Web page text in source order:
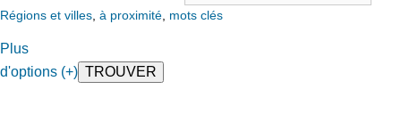
Régions et villes à proximité mots clés
Plus
d'options (+)